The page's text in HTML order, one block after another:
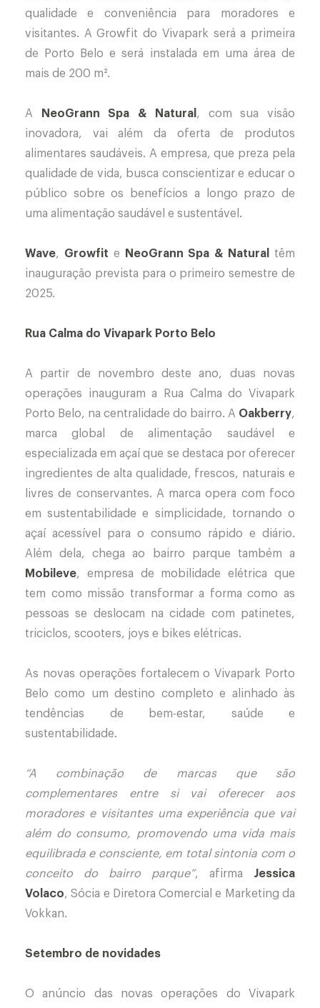
qualidade e conveniência para moradores e
visitantes. A Growfit do Vivapark será a primeira
de Porto Belo e será instalada em uma área de
mais de 200 m².
A NeoGrann Spa & Natural , com sua visão
inovadora, vai além da oferta de produtos
alimentares saudáveis. A empresa, que preza pela
qualidade de vida, busca conscientizar e educar o
público sobre os benefícios a longo prazo de
uma alimentação saudável e sustentável.
Wave, Growfit e NeoGrann Spa & Natural
têm
inauguração prevista para o primeiro semestre de
2025.
Rua Calma do Vivapark Porto Belo
A partir de novembro deste ano, duas novas
operações inauguram a Rua Calma do Vivapark
Porto Belo, na centralidade do bairro. A Oakberry,
marca global de alimentação saudável e
especializada em açaí que se destaca por oferecer
ingredientes de alta qualidade, frescos, naturais e
livres de conservantes. A marca opera com foco
em sustentabilidade e simplicidade, tornando o
açaí acessível para o consumo rápido e diário.
Além dela, chega ao bairro parque também a
Mobileve, empresa de mobilidade elétrica que
tem como missão transformar a forma como as
pessoas se deslocam na cidade com patinetes,
triciclos, scooters, joys e bikes elétricas.
As novas operações fortalecem o Vivapark Porto
Belo como um destino completo e alinhado às
tendências de bem-estar, saúde e
sustentabilidade.
“A combinação de marcas que são
complementares entre si vai oferecer aos
moradores e visitantes uma experiência que vai
além do consumo, promovendo uma vida mais
equilibrada e consciente, em total sintonia com o
conceito do bairro parque”, afirma Jessica
Volaco, Sócia e Diretora Comercial e Marketing da
Vokkan.
Setembro de novidades
O anúncio das novas operações do Vivapark